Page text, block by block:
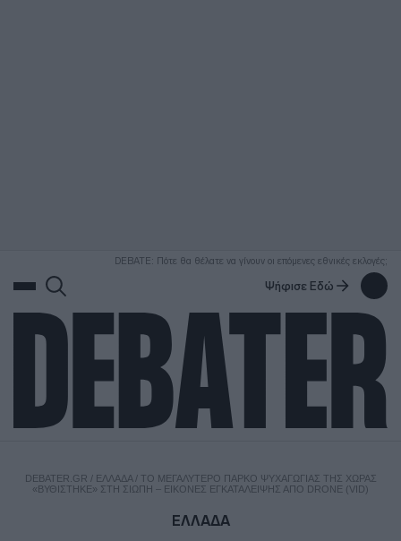
DEBATE: Πότε θα θέλατε να γίνουν οι επόμενες εθνικές εκλογές;
Ψήφισε Εδώ
DEBATER.GR / ΕΛΛΑΔΑ/ ΤΟ ΜΕΓΑΛΎΤΕΡΟ ΠΆΡΚΟ ΨΥΧΑΓΩΓΊΑΣ ΤΗΣ ΧΏΡΑΣ
«ΒΥΘΊΣΤΗΚΕ» ΣΤΗ ΣΙΩΠΉ – ΕΙΚΌΝΕΣ ΕΓΚΑΤΆΛΕΙΨΗΣ ΑΠΌ DRONE (VID)
ΕΛΛΑΔΑ